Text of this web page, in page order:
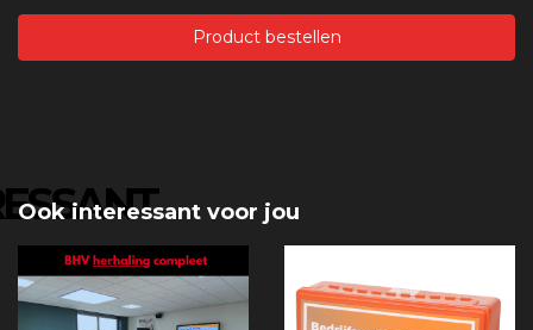
Product bestellen
Ook interessant voor jou